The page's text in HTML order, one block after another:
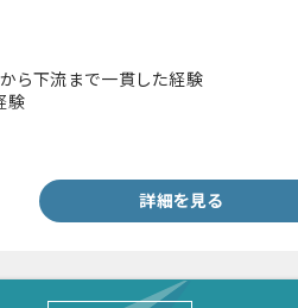
ら下流まで一貫した経験
験
詳細を見る